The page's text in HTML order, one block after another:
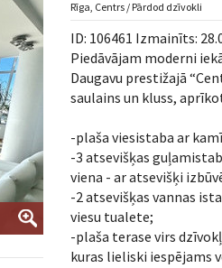
Rīga, Centrs / Pārdod dzīvokli
ID: 106461 Izmainīts:
Piedāvājam moderni
Daugavu prestižajā
saulains un kluss,
-plaša viesistaba ar
-3 atsevišķas
viena - ar atsevišķi
-2 atsevišķas vannas
viesu tualete;
-plaša terase virs
kuras lieliski iespējams